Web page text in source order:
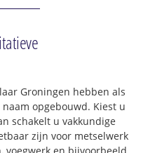
Groningen hebben als
opgebouwd. Kiest u
schakelt u vakkundige
zijn voor metselwerk